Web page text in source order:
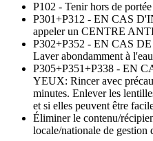
P102 - Tenir hors de portée
P301+P312 - EN CAS
appeler un CENTRE
P302+P352 - EN CAS
Laver abondamment à
P305+P351+P338 - EN
YEUX: Rincer avec
minutes. Enlever les
et si elles peuvent être
Éliminer le contenu/
locale/nationale de gestion